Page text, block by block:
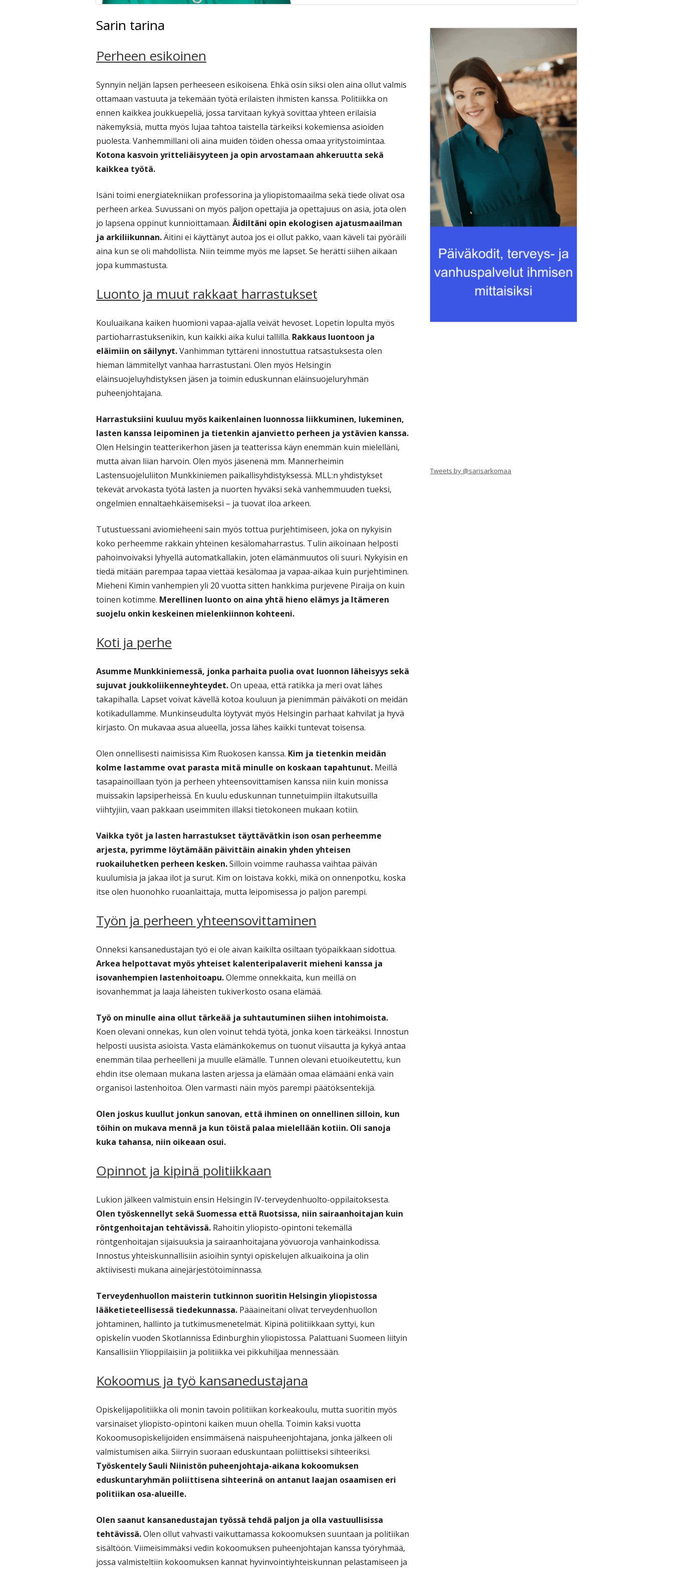
Sarin tarina
Perheen esikoinen
Synnyin neljän lapsen perheeseen esikoisena. Ehkä osin siksi olen aina ollut valmis
ottamaan vastuuta ja tekemään työtä erilaisten ihmisten kanssa. Politiikka on
ennen kaikkea joukkuepeliä, jossa tarvitaan kykyä sovittaa yhteen erilaisia
näkemyksiä, mutta myös lujaa tahtoa taistella tärkeiksi kokemiensa asioiden
puolesta. Vanhemmillani oli aina muiden töiden ohessa omaa yritystoimintaa.
Kotona kasvoin yritteliäisyyteen ja opin arvostamaan ahkeruutta sekä
kaikkea työtä.
Isäni toimi energiatekniikan professorina ja yliopistomaailma sekä tiede olivat osa
perheen arkea. Suvussani on myös paljon opettajia ja opettajuus on asia, jota olen
jo lapsena oppinut kunnioittamaan. Äidiltäni opin ekologisen ajatusmaailman
ja arkiliikunnan.Äitini ei käyttänyt autoa jos ei ollut pakko, vaan käveli tai pyöräili
aina kun se oli mahdollista. Niin teimme myös me lapset. Se herätti siihen aikaan
jopa kummastusta.
Luonto ja muut rakkaat harrastukset
Kouluaikana kaiken huomioni vapaa-ajalla veivät hevoset. Lopetin lopulta myös
partioharrastuksenikin, kun kaikki aika kului tallilla. Rakkaus luontoon ja
eläimiin on säilynyt.Vanhimman tyttäreni innostuttua ratsastuksesta olen
hieman lämmitellyt vanhaa harrastustani. Olen myös Helsingin
eläinsuojeluyhdistyksen jäsen ja toimin eduskunnan eläinsuojeluryhmän
puheenjohtajana.
Harrastuksiini kuuluu myös kaikenlainen luonnossa liikkuminen, lukeminen,
lasten kanssa leipominen ja tietenkin ajanvietto perheen ja ystävien kanssa.
Olen Helsingin teatterikerhon jäsen ja teatterissa käyn enemmän kuin mielelläni,
mutta aivan liian harvoin. Olen myös jäsenenä mm. Mannerheimin
Lastensuojeluliiton Munkkiniemen paikallisyhdistyksessä. MLL:n yhdistykset
tekevät arvokasta työtä lasten ja nuorten hyväksi sekä vanhemmuuden tueksi,
ongelmien ennaltaehkäisemiseksi – ja tuovat iloa arkeen.
Tutustuessani aviomieheeni sain myös tottua purjehtimiseen, joka on nykyisin
koko perheemme rakkain yhteinen kesälomaharrastus. Tulin aikoinaan helposti
pahoinvoivaksi lyhyellä automatkallakin, joten elämänmuutos oli suuri. Nykyisin en
tiedä mitään parempaa tapaa viettää kesälomaa ja vapaa-aikaa kuin purjehtiminen.
Mieheni Kimin vanhempien yli 20 vuotta sitten hankkima purjevene Piraija on kuin
toinen kotimme. Merellinen luonto on aina yhtä hieno elämys ja Itämeren
suojelu onkin keskeinen mielenkiinnon kohteeni.
Koti ja perhe
Asumme Munkkiniemessä, jonka parhaita puolia ovat luonnon läheisyys sekä
sujuvat joukkoliikenneyhteydet.On upeaa, että ratikka ja meri ovat lähes
takapihalla. Lapset voivat kävellä kotoa kouluun ja pienimmän päiväkoti on meidän
kotikadullamme. Munkinseudulta löytyvät myös Helsingin parhaat kahvilat ja hyvä
kirjasto. On mukavaa asua alueella, jossa lähes kaikki tuntevat toisensa.
Olen onnellisesti naimisissa Kim Ruokosen kanssa. Kim ja tietenkin meidän
kolme lastamme ovat parasta mitä minulle on koskaan tapahtunut. Meillä
tasapainoillaan työn ja perheen yhteensovittamisen kanssa niin kuin monissa
muissakin lapsiperheissä. En kuulu eduskunnan tunnetuimpiin iltakutsuilla
viihtyjiin, vaan pakkaan useimmiten illaksi tietokoneen mukaan kotiin.
Vaikka työt ja lasten harrastukset täyttävätkin ison osan perheemme
arjesta, pyrimme löytämään päivittäin ainakin yhden yhteisen
ruokailuhetken perheen kesken.Silloin voimme rauhassa vaihtaa päivän
kuulumisia ja jakaa ilot ja surut. Kim on loistava kokki, mikä on onnenpotku, koska
itse olen huonohko ruoanlaittaja, mutta leipomisessa jo paljon parempi.
Työn ja perheen yhteensovittaminen
Onneksi kansanedustajan työ ei ole aivan kaikilta osiltaan työpaikkaan sidottua.
Arkea helpottavat myös yhteiset kalenteripalaverit mieheni kanssa ja
isovanhempien lastenhoitoapu.Olemme onnekkaita, kun meillä on
isovanhemmat ja laaja läheisten tukiverkosto osana elämää.
Työ on minulle aina ollut tärkeää ja suhtautuminen siihen intohimoista.
Koen olevani onnekas, kun olen voinut tehdä työtä, jonka koen tärkeäksi. Innostun
helposti uusista asioista. Vasta elämänkokemus on tuonut viisautta ja kykyä antaa
enemmän tilaa perheelleni ja muulle elämälle. Tunnen olevani etuoikeutettu, kun
ehdin itse olemaan mukana lasten arjessa ja elämään omaa elämääni enkä vain
organisoi lastenhoitoa. Olen varmasti näin myös parempi päätöksentekijä.
Olen joskus kuullut jonkun sanovan, että ihminen on onnellinen silloin, kun
töihin on mukava mennä ja kun töistä palaa mielellään kotiin. Oli sanoja
kuka tahansa, niin oikeaan osui.
Opinnot ja kipinä politiikkaan
Lukion jälkeen valmistuin ensin Helsingin IV-terveydenhuolto-oppilaitoksesta.
Olen työskennellyt sekä Suomessa että Ruotsissa, niin sairaanhoitajan kuin
röntgenhoitajan tehtävissä. Rahoitin yliopisto-opintoni tekemällä
röntgenhoitajan sijaisuuksia ja sairaanhoitajana yövuoroja vanhainkodissa.
Innostus yhteiskunnallisiin asioihin syntyi opiskelujen alkuaikoina ja olin
aktiivisesti mukana ainejärjestötoiminnassa.
Terveydenhuollon maisterin tutkinnon suoritin Helsingin yliopistossa
lääketieteellisessä tiedekunnassa. Pääaineitani olivat terveydenhuollon
johtaminen, hallinto ja tutkimusmenetelmät. Kipinä politiikkaan syttyi, kun
opiskelin vuoden Skotlannissa Edinburghin yliopistossa. Palattuani Suomeen liityin
Kansallisiin Ylioppilaisiin ja politiikka vei pikkuhiljaa mennessään.
Kokoomus ja työ kansanedustajana
Opiskelijapolitiikka oli monin tavoin politiikan korkeakoulu, mutta suoritin myös
varsinaiset yliopisto-opintoni kaiken muun ohella. Toimin kaksi vuotta
Kokoomusopiskelijoiden ensimmäisenä naispuheenjohtajana, jonka jälkeen oli
valmistumisen aika. Siirryin suoraan eduskuntaan poliittiseksi sihteeriksi.
Työskentely Sauli Niinistön puheenjohtaja-aikana kokoomuksen
eduskuntaryhmän poliittisena sihteerinä on antanut laajan osaamisen eri
politiikan osa-alueille.
Olen saanut kansanedustajan työssä tehdä paljon ja olla vastuullisissa
tehtävissä.Olen ollut vahvasti vaikuttamassa kokoomuksen suuntaan ja politiikan
sisältöön. Viimeisimmäksi vedin kokoomuksen puheenjohtajan kanssa työryhmää,
jossa valmisteltiin kokoomuksen kannat hyvinvointiyhteiskunnan pelastamiseen ja
Sivupalkki
Tweets by @sarisarkomaa